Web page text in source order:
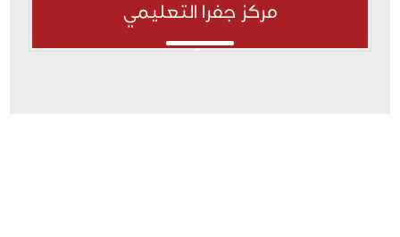
مركز جفرا التعليمي